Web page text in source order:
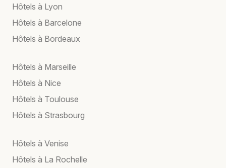
Hôtels à Lyon
Hôtels à Barcelone
Hôtels à Bordeaux
Hôtels à Marseille
Hôtels à Nice
Hôtels à Toulouse
Hôtels à Strasbourg
Hôtels à Venise
Hôtels à La Rochelle